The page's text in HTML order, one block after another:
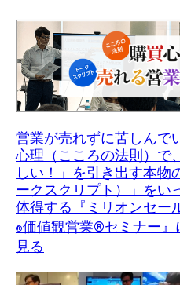
営業が売れずに苦しんで
心理（こころの法則）で
しい！」を引き出す本物
ークスクリプト）」をい
体得する『ミリオンセー
®価値観営業®︎セミナー』
見る